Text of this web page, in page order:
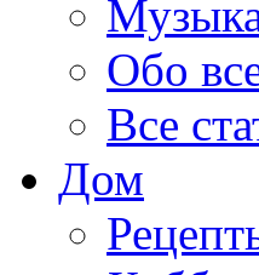
Обо
Все
Дом